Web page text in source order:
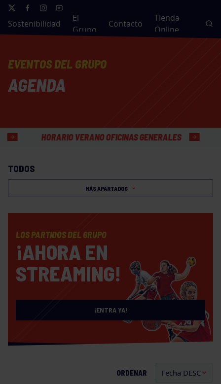
Sostenibilidad
El
Grupo
Contacto
Tienda
Online
EVENTOS DEL GRUPO
AGENDA
HORARIO VERANO OFICINAS GENERALES
TODOS
MÁS APARTADOS
LOS PARTIDOS DEL GRUPO
¡AHORA EN
STREAMING!
¡ENTRA YA!
ORDENAR